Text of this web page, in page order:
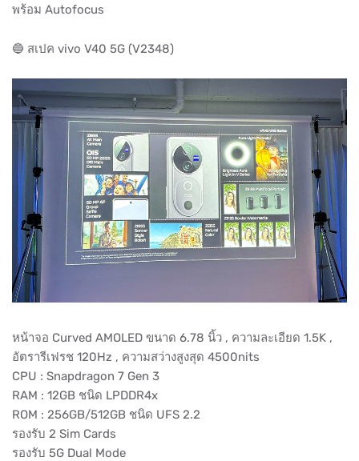
พร้อม Autofocus
🔵 สเปค vivo V40 5G (V2348)
หน้าจอ Curved AMOLED ขนาด 6.78 นิ้ว , ความละเอียด 1.5K ,
อัตรารีเฟรช 120Hz , ความสว่างสูงสุด 4500nits
CPU : Snapdragon 7 Gen 3
RAM : 12GB ชนิด LPDDR4x
ROM : 256GB/512GB ชนิด UFS 2.2
รองรับ 2 Sim Cards
รองรับ 5G Dual Mode